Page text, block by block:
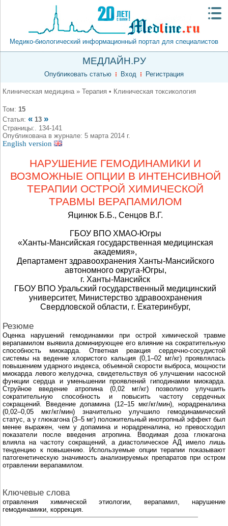
Медико-биологический информационный портал для специалистов
МЕДЛАЙН.РУ
Опубликовать статью Вход Регистрация
Клиническая медицина » Терапия • Клиническая токсикология
Том: 15
Статья: « 13 »
Страницы:. 134-141
Опубликована в журнале: 5 марта 2014 г.
English version
НАРУШЕНИЕ ГЕМОДИНАМИКИ И
ВОЗМОЖНЫЕ ОПЦИИ В ИНТЕНСИВНОЙ
ТЕРАПИИ ОСТРОЙ ХИМИЧЕСКОЙ
ТРАВМЫ ВЕРАПАМИЛОМ
Яцинюк Б.Б., Сенцов В.Г.
ГБОУ ВПО ХМАО-Югры
«Ханты-Мансийская государственная медицинская
академия»,
Департамент здравоохранения Ханты-Мансийского
автономного округа-Югры,
г. Ханты-Мансийск
ГБОУ ВПО Уральский государственный медицинский
университет, Министерство здравоохранения
Свердловской области, г. Екатеринбург,
Резюме
Оценка нарушений гемодинамики при острой химической травме
верапамилом выявила доминирующее его влияние на сократительную
способность миокарда. Ответная реакция сердечно-сосудистой
системы на ведение хлористого кальция (0,1–02 мг/кг) проявлялась
повышением ударного индекса, объемной скорости выброса, мощности
миокарда левого желудочка, свидетельствуя об улучшении насосной
функции сердца и уменьшении проявлений гиподинамии миокарда.
Струйное введение атропина (0,02 мг/кг) позволило улучшить
сократительную способность и повысить частоту сердечных
сокращений. Введение допамина (12–15 мкг/кг/мин), норадреналина
(0,02–0,05 мкг/кг/мин) значительно улучшило гемодинамический
статус, а у глюкагона (3–5 мг) положительный инотропный эффект был
менее выражен, чем у допамина и норадреналина, но превосходил
показатели после введения атропина. Вводимая доза глюкагона
влияла на частоту сокращений, а диастолическое АД имело лишь
тенденцию к повышению. Используемые опции терапии показывают
патогенетическую значимость анализируемых препаратов при остром
отравлении верапамилом.
Ключевые слова
отравления химической этиологии, верапамил, нарушение
гемодинамики, коррекция.